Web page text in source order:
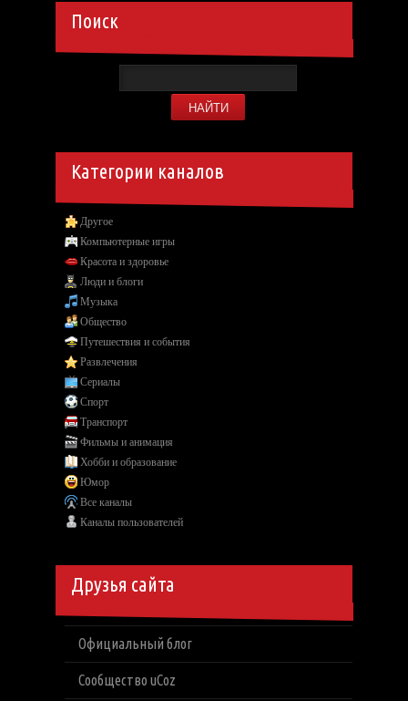
Поиск
Категории каналов
Другое
Компьютерные игры
Красота и здоровье
Люди и блоги
Музыка
Общество
Путешествия и события
Развлечения
Сериалы
Спорт
Транспорт
Фильмы и анимация
Хобби и образование
Юмор
Все каналы
Каналы пользователей
Друзья сайта
Официальный блог
Сообщество uCoz